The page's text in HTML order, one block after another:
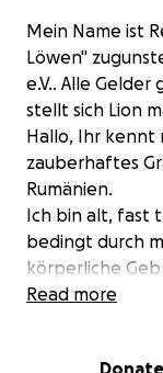
Mein Name ist
Löwen"
e.V.. Alle
stellt sich Lion
Hallo, Ihr kennt
zauberhaftes
Rumänien.
Ich bin alt, fast
bedingt durch
körperliche
Manchmal
Read more
Donate